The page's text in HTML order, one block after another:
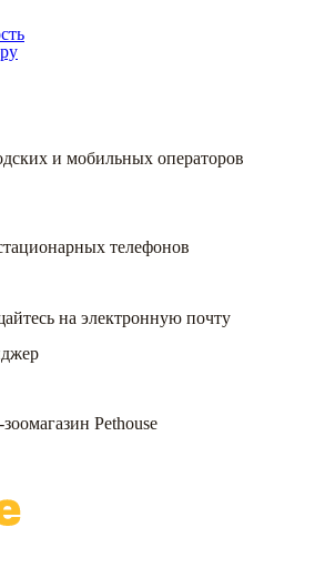
и мобильных операторов
телефонов
на электронную почту
Pethouse